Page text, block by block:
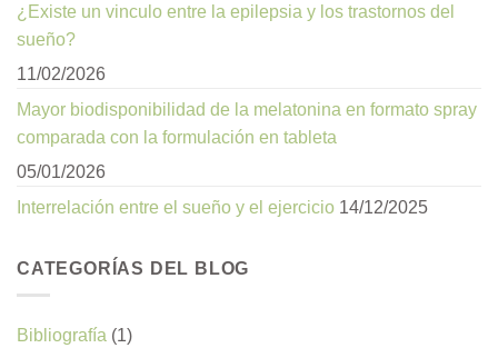
¿Existe un vinculo entre la epilepsia y los trastornos del
sueño?
11/02/2026
Mayor biodisponibilidad de la melatonina en formato spray
comparada con la formulación en tableta
05/01/2026
Interrelación entre el sueño y el ejercicio 14/12/2025
CATEGORÍAS DEL BLOG
Bibliografía (1)